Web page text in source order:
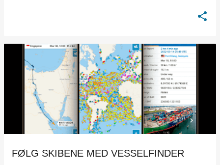
FØLG SKIBENE MED VESSELFINDER